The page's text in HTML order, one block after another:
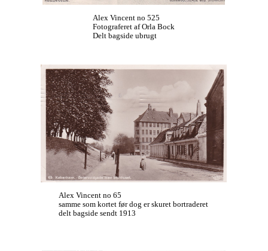
Alex Vincent no 525
Fotograferet af Orla Bock
Delt bagside ubrugt
Alex Vincent no 65
samme som kortet før dog er skuret bortraderet
delt bagside sendt 1913